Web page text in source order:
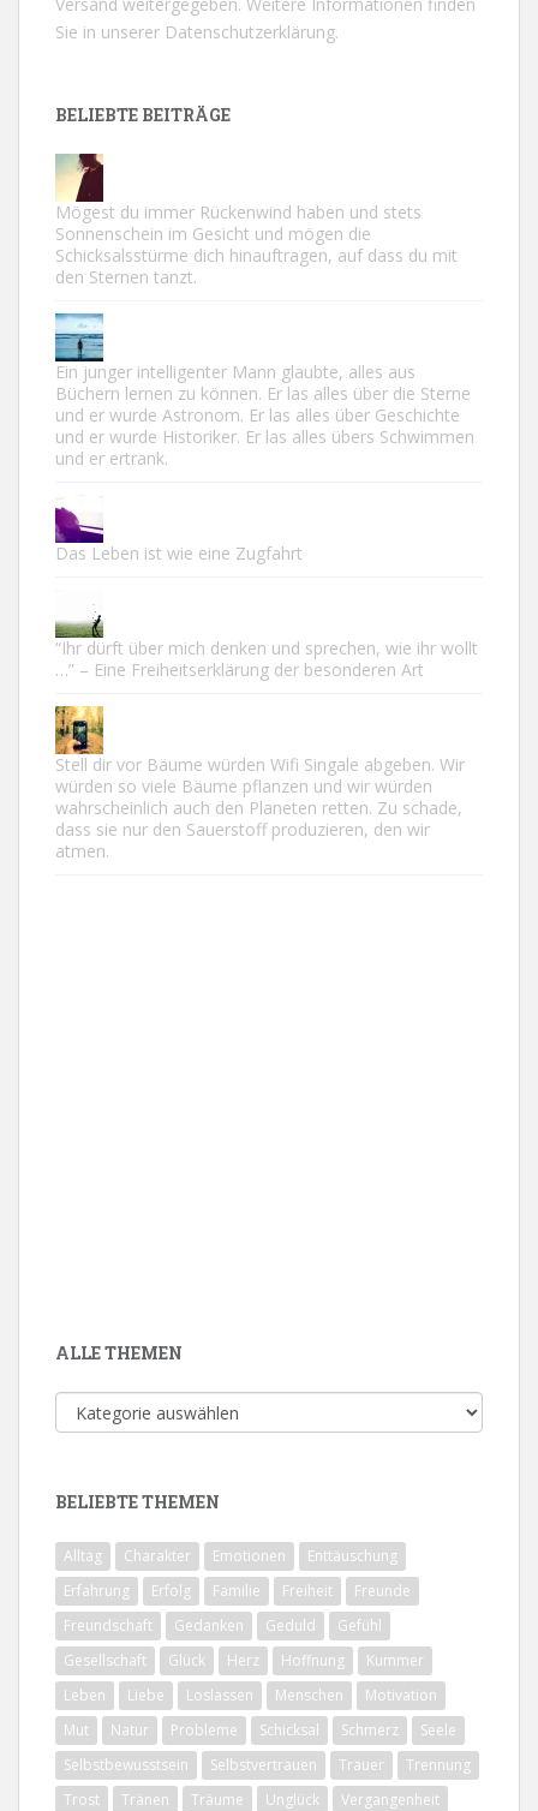
Sie in unserer Datenschutzerklärung.
BELIEBTE BEITRÄGE
Mögest du immer Rückenwind haben und stets
Sonnenschein im Gesicht und mögen die
Schicksalsstürme dich hinauftragen, auf dass du mit
den Sternen tanzt.
Ein junger intelligenter Mann glaubte, alles aus
Büchern lernen zu können. Er las alles über die Sterne
und er wurde Astronom. Er las alles über Geschichte
und er wurde Historiker. Er las alles übers Schwimmen
und er ertrank.
Das Leben ist wie eine Zugfahrt
“Ihr dürft über mich denken und sprechen, wie ihr wollt
…” – Eine Freiheitserklärung der besonderen Art
Stell dir vor Bäume würden Wifi Singale abgeben. Wir
würden so viele Bäume pflanzen und wir würden
wahrscheinlich auch den Planeten retten. Zu schade,
dass sie nur den Sauerstoff produzieren, den wir
atmen.
ALLE THEMEN
Alle
Themen
BELIEBTE THEMEN
Alltag Charakter Emotionen
Enttäuschung
Erfahrung
Erfolg Familie Freiheit
Freunde
Freundschaft
Gedanken Geduld
Gefühl
Gesellschaft
Glück Herz Hoffnung
Kummer
Leben
Liebe Loslassen Menschen
Motivation
Mut
Natur Probleme Schicksal Schmerz
Seele
Selbstbewusstsein
Selbstvertrauen Trauer
Trennung
Trost
Tränen Träume Unglück
Vergangenheit